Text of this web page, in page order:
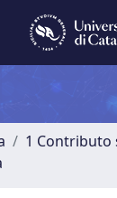
1 Contributo